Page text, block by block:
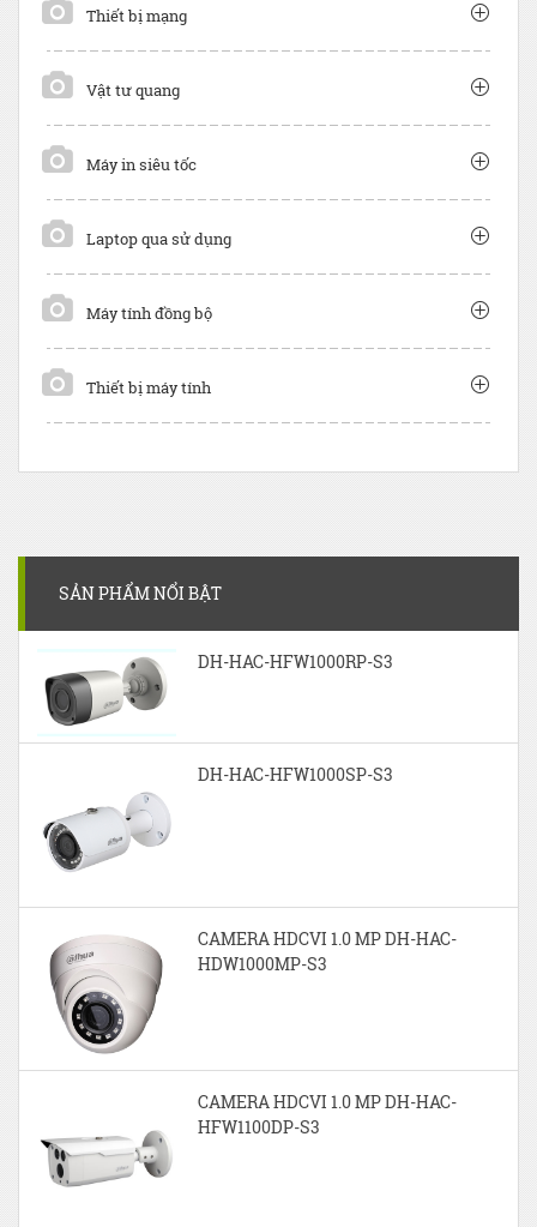
Thiết bị mạng
Vật tư quang
Máy in siêu tốc
Laptop qua sử dụng
Máy tính đồng bộ
Thiết bị máy tính
SẢN PHẨM NỔI BẬT
DH-HAC-HFW1000RP-S3
DH-HAC-HFW1000SP-S3
CAMERA HDCVI 1.0 MP DH-HAC-
HDW1000MP-S3
CAMERA HDCVI 1.0 MP DH-HAC-
HFW1100DP-S3